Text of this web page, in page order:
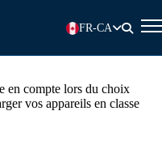
FR-CA
en compte lors du choix
vos appareils en classe